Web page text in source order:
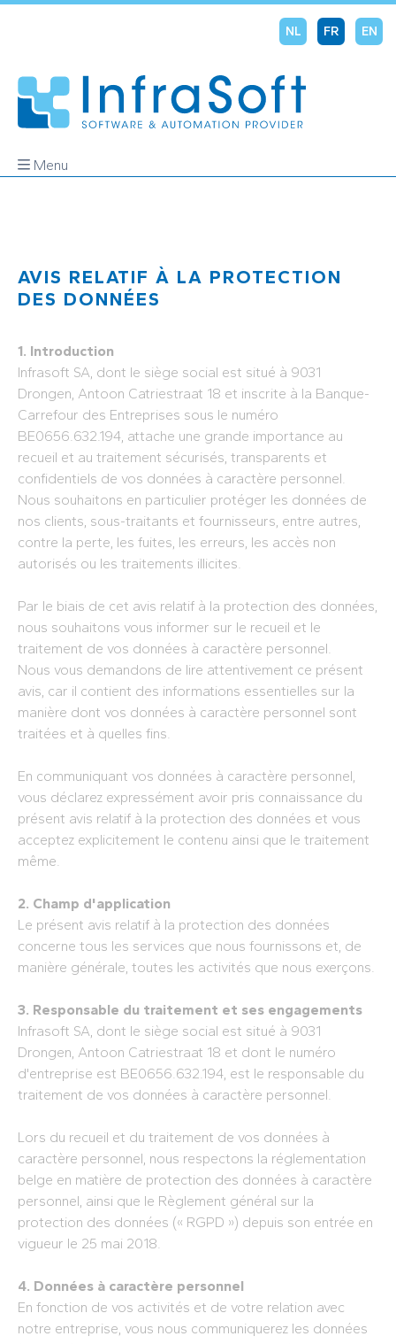
Menu
NL FR EN
AVIS RELATIF À LA PROTECTION
DES DONNÉES
1. Introduction
Infrasoft SA, dont le siège social est situé à 9031
Drongen, Antoon Catriestraat 18 et inscrite à la Banque-
Carrefour des Entreprises sous le numéro
BE0656.632.194, attache une grande importance au
recueil et au traitement sécurisés, transparents et
confidentiels de vos données à caractère personnel.
Nous souhaitons en particulier protéger les données de
nos clients, sous-traitants et fournisseurs, entre autres,
contre la perte, les fuites, les erreurs, les accès non
autorisés ou les traitements illicites.
Par le biais de cet avis relatif à la protection des données,
nous souhaitons vous informer sur le recueil et le
traitement de vos données à caractère personnel.
Nous vous demandons de lire attentivement ce présent
avis, car il contient des informations essentielles sur la
manière dont vos données à caractère personnel sont
traitées et à quelles fins.
En communiquant vos données à caractère personnel,
vous déclarez expressément avoir pris connaissance du
présent avis relatif à la protection des données et vous
acceptez explicitement le contenu ainsi que le traitement
même.
2. Champ d'application
Le présent avis relatif à la protection des données
concerne tous les services que nous fournissons et, de
manière générale, toutes les activités que nous exerçons.
3. Responsable du traitement et ses engagements
Infrasoft SA, dont le siège social est situé à 9031
Drongen, Antoon Catriestraat 18 et dont le numéro
d'entreprise est BE0656.632.194, est le responsable du
traitement de vos données à caractère personnel.
Lors du recueil et du traitement de vos données à
caractère personnel, nous respectons la réglementation
belge en matière de protection des données à caractère
personnel, ainsi que le Règlement général sur la
protection des données (« RGPD ») depuis son entrée en
vigueur le 25 mai 2018.
4. Données à caractère personnel
En fonction de vos activités et de votre relation avec
notre entreprise, vous nous communiquerez les données